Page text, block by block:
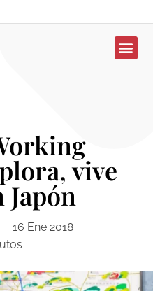
vive
16 Ene 2018